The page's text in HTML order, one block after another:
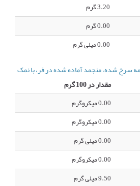
3.20 گرم
0.00 گرم
0.00 میلی گرم
سرخ شده، منجمد آماده شده در فر، با نمک
مقدار در 100 گرم
0.00 میکروگرم
0.00 میکروگرم
0.00 میلی گرم
0.00 میکروگرم
9.50 میلی گرم